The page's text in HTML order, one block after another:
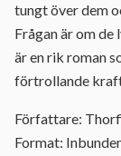
tungt över dem
Frågan är om
är en rik roman
förtrollande
Författare:
Format: